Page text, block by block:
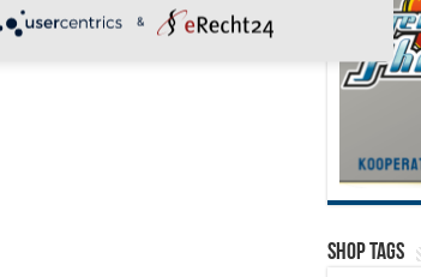
Shop Tags
&